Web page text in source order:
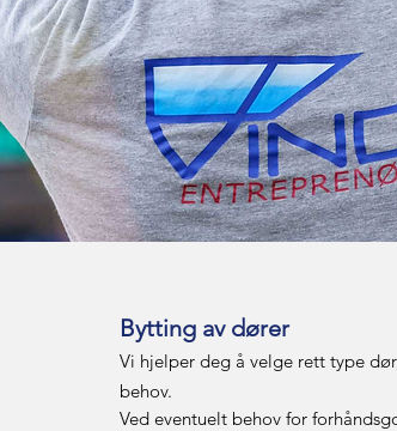
Bytting av dører
Vi hjelper deg å velge rett type
behov.
Ved eventuelt behov for